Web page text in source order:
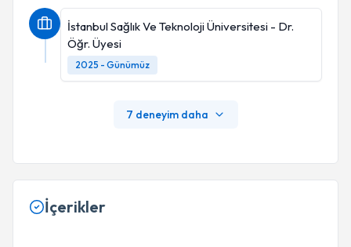
İstanbul Sağlık Ve Teknoloji Üniversitesi - Dr.
Öğr. Üyesi
2025 - Günümüz
7 deneyim daha
İçerikler